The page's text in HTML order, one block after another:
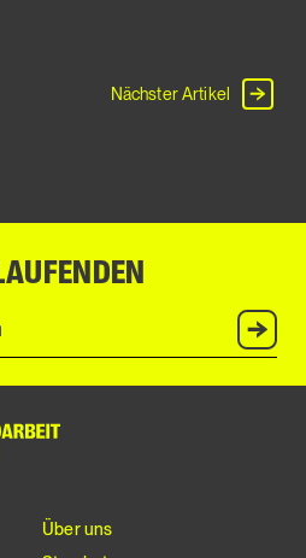
Nächster Artikel
Über uns